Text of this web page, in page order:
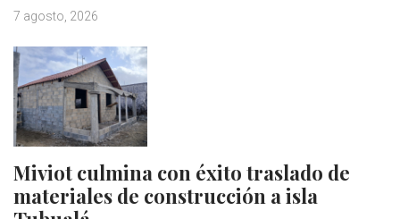
7 agosto, 2026
Miviot culmina con éxito traslado de
materiales de construcción a isla